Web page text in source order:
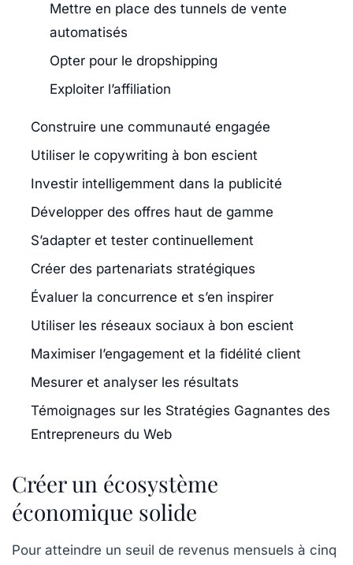
Mettre en place des tunnels de vente
automatisés
Opter pour le dropshipping
Exploiter l’affiliation
Construire une communauté engagée
Utiliser le copywriting à bon escient
Investir intelligemment dans la publicité
Développer des offres haut de gamme
S’adapter et tester continuellement
Créer des partenariats stratégiques
Évaluer la concurrence et s’en inspirer
Utiliser les réseaux sociaux à bon escient
Maximiser l’engagement et la fidélité client
Mesurer et analyser les résultats
Témoignages sur les Stratégies Gagnantes des
Entrepreneurs du Web
Créer un écosystème
économique solide
Pour atteindre un seuil de revenus mensuels à cinq